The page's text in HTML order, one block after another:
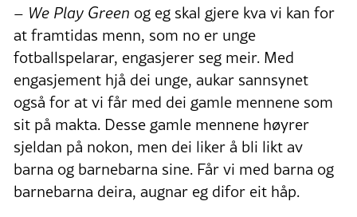
– We Play Green og eg skal gjere kva vi kan for
at framtidas menn, som no er unge
fotballspelarar, engasjerer seg meir. Med
engasjement hjå dei unge, aukar sannsynet
også for at vi får med dei gamle mennene som
sit på makta. Desse gamle mennene høyrer
sjeldan på nokon, men dei liker å bli likt av
barna og barnebarna sine. Får vi med barna og
barnebarna deira, augnar eg difor eit håp.